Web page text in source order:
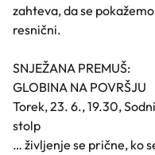
zahteva, da se pokažemo
resnični.
SNJEŽANA PREMUŠ:
GLOBINA NA POVRŠJU
Torek, 23. 6., 19.30, Sodni
stolp
… življenje se prične, ko